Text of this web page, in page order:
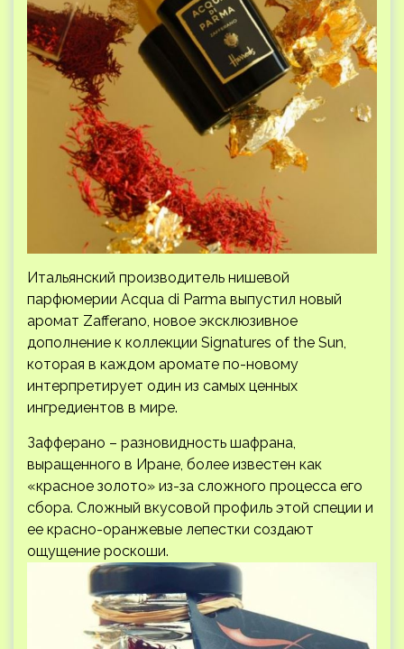
Итальянский производитель нишевой
парфюмерии Acqua di Parma выпустил новый
аромат Zafferano, новое эксклюзивное
дополнение к коллекции Signatures of the Sun,
которая в каждом аромате по-новому
интерпретирует один из самых ценных
ингредиентов в мире.
Зафферано – разновидность шафрана,
выращенного в Иране, более известен как
«красное золото» из-за сложного процесса его
сбора. Сложный вкусовой профиль этой специи и
ее красно-оранжевые лепестки создают
ощущение роскоши.